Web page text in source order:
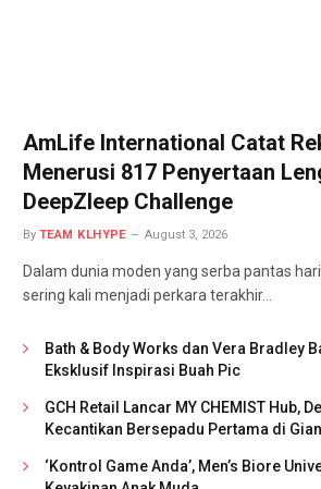
AmLife International Catat
Menerusi 817 Penyertaan
DeepZleep Challenge
By TEAM KLHYPE August 3, 2026
Dalam dunia moden yang serba pantas
sering kali menjadi perkara terakhir…
Bath & Body Works dan Vera Bradley
Eksklusif Inspirasi Buah Pic
GCH Retail Lancar MY CHEMIST Hub,
Kecantikan Bersepadu Pertama di
‘Kontrol Game Anda’, Men’s Biore